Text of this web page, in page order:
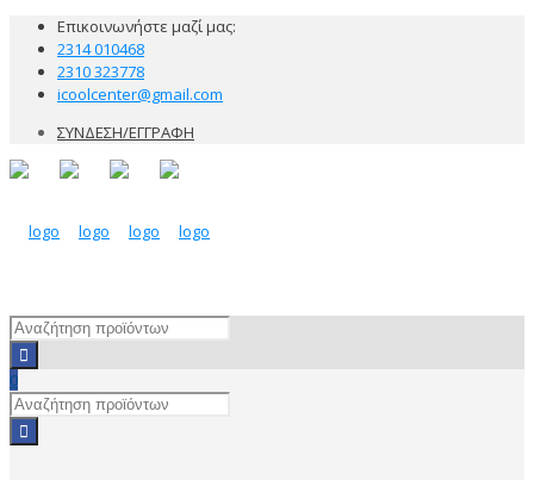
Επικοινωνήστε μαζί μας:
2314 010468
2310 323778
icoolcenter@gmail.com
ΣΥΝΔΕΣΗ/ΕΓΓΡΑΦΗ
0